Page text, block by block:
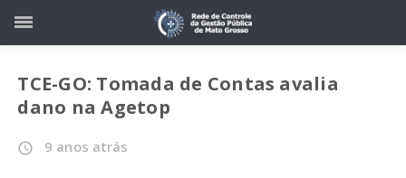
TCE-GO: Tomada de Contas avalia
dano na Agetop
access_time 9 anos atrás